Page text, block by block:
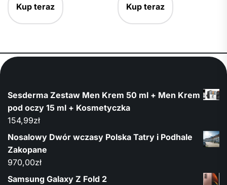
Kup teraz Kup teraz
Sesderma Zestaw Men Krem 50 ml + Men Krem
pod oczy 15 ml + Kosmetyczka
154,99zł
Nosalowy Dwór wczasy Polska Tatry i Podhale
Zakopane
970,00zł
Samsung Galaxy Z Fold 2